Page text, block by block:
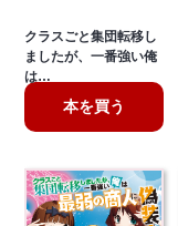
クラスごと集団転移し
ましたが、一番強い俺
は…
本を買う